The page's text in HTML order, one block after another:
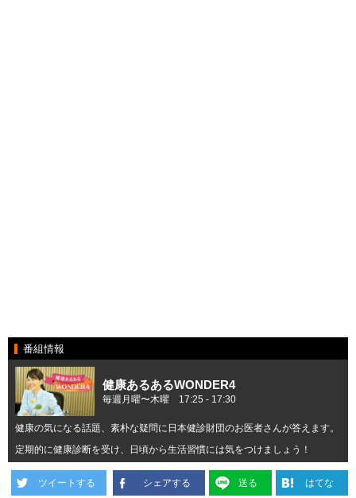
番組情報
健康あるあるWONDER4
毎週月曜〜木曜 17:25 ‐ 17:30
健康の気になる話題、素朴な疑問に日本健診財団のお医者さんが答えます。
定期的に健康診断を受け、日頃から生活習慣には気をつけましょう！
ツイートする シェアする 送る はてな